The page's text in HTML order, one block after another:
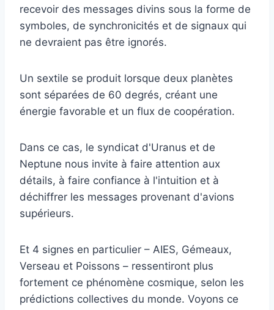
recevoir des messages divins sous la forme de
symboles, de synchronicités et de signaux qui
ne devraient pas être ignorés.
Un sextile se produit lorsque deux planètes
sont séparées de 60 degrés, créant une
énergie favorable et un flux de coopération.
Dans ce cas, le syndicat d'Uranus et de
Neptune nous invite à faire attention aux
détails, à faire confiance à l'intuition et à
déchiffrer les messages provenant d'avions
supérieurs.
Et 4 signes en particulier – AIES, Gémeaux,
Verseau et Poissons – ressentiront plus
fortement ce phénomène cosmique, selon les
prédictions collectives du monde. Voyons ce